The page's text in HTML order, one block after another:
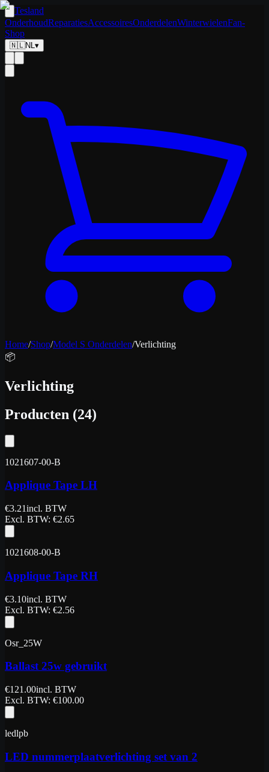
Tesland
OnderhoudReparatiesAccessoiresOnderdelenWinterwielenFan-
Shop
🇳🇱NL▾
Home/Shop/Model S Onderdelen/Verlichting
📦
Verlichting
Producten (24)
1021607-00-B
Applique Tape LH
€3.21incl. BTW
Excl. BTW: €2.65
1021608-00-B
Applique Tape RH
€3.10incl. BTW
Excl. BTW: €2.56
Osr_25W
Ballast 25w gebruikt
€121.00incl. BTW
Excl. BTW: €100.00
ledlpb
LED nummerplaatverlichting set van 2